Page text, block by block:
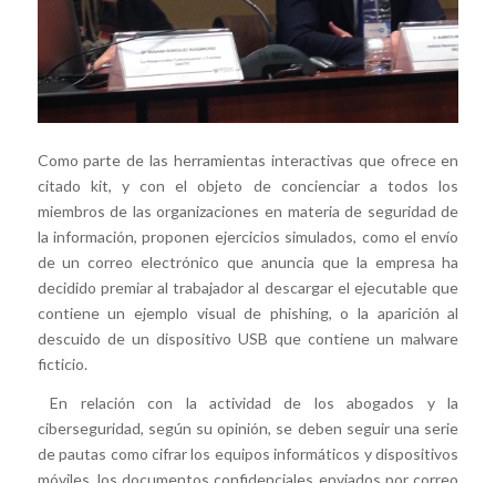
Como parte de las herramientas interactivas que ofrece en
citado kit, y con el objeto de concienciar a todos los
miembros de las organizaciones en materia de seguridad de
la información, proponen ejercicios simulados, como el envío
de un correo electrónico que anuncia que la empresa ha
decidido premiar al trabajador al descargar el ejecutable que
contiene un ejemplo visual de phishing, o la aparición al
descuido de un dispositivo USB que contiene un malware
ficticio.
En relación con la actividad de los abogados y la
ciberseguridad, según su opinión, se deben seguir una serie
de pautas como cifrar los equipos informáticos y dispositivos